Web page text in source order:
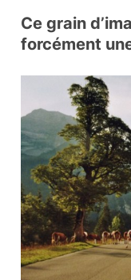
Ce grain
forcément